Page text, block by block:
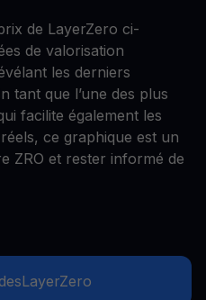
de LayerZero ci-
de valorisation
les derniers
tant que l’une des plus
facilite également les
ce graphique est un
ZRO et rester informé de
LayerZero